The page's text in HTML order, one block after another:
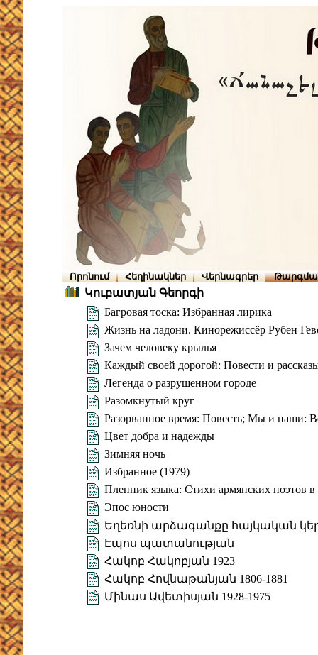
Որոնում Հեղինակներ Վերնագրեր
Կուբատյան Գեորգի
Багровая тоска: Избранная лирика
Жизнь на ладони. Кинорежиссёр Рубен
Зачем человеку крылья
Каждый своей дорогой: Повести и
Легенда о разрушенном городе
Разомкнутый круг
Разорванное время: Повесть; Мы и наши:
Цвет добра и надежды
Зимняя ночь
Избранное (1979)
Пленник языка: Стихи армянских поэтов в
Эпос юности
Եղեռնի արձագանքը հայկական
Էպոս պատանության
Հակոբ Հակոբյան 1923
Հակոբ Հովնաթանյան 1806-1881
Մինաս Ավետիսյան 1928-1975